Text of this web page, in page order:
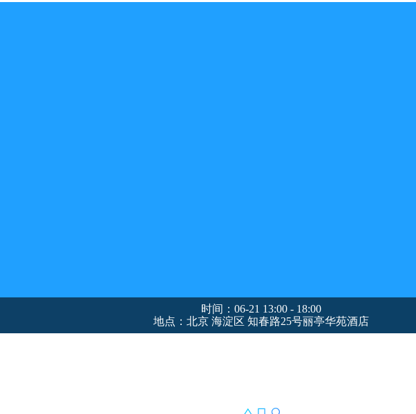
时间：06-21 13:00 - 18:00
地点：北京 海淀区 知春路25号丽亭华苑酒店